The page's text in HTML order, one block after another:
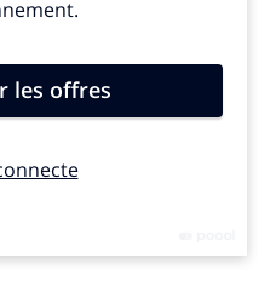
d’autres rendez-vous
« obligent institutions et
sont raccourcies.
infrastructures et renforcer